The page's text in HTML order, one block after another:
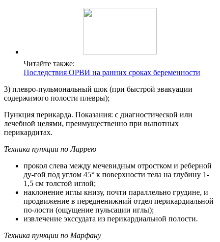
Читайте также:
Последствия ОРВИ на ранних сроках беременности
3) плевро-пульмональный шок (при быстрой эвакуации
содержимого полости плевры);
Пункция перикарда. Показания: с диагностической или
лечебной целями, преимущественно при выпотных
перикардитах.
Техника пункции по Ларрею
прокол слева между мечевидным отростком и реберной
ду-гой под углом 45° к поверхности тела на глубину 1-
1,5 см толстой иглой;
наклонение иглы книзу, почти параллельно грудине, и
продвижение в передненижний отдел перикардиальной
по-лости (ощущение пульсации иглы);
извлечение экссудата из перикардиальной полости.
Техника пункции по Марфану